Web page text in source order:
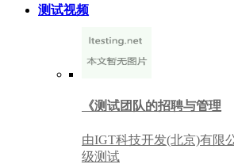
测试视频
《测试团队的招聘与管理
由IGT科技开发(北京)有限
级测试